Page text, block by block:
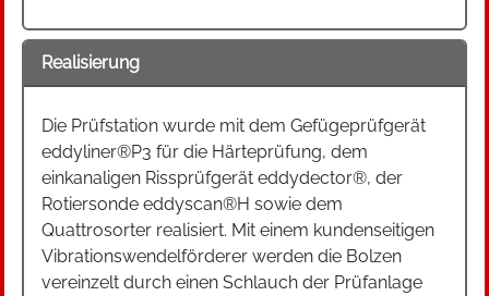
Realisierung
Die Prüfstation wurde mit dem Gefügeprüfgerät
eddyliner®P3 für die Härteprüfung, dem
einkanaligen Rissprüfgerät eddydector®, der
Rotiersonde eddyscan®H sowie dem
Quattrosorter realisiert. Mit einem kundenseitigen
Vibrationswendelförderer werden die Bolzen
vereinzelt durch einen Schlauch der Prüfanlage